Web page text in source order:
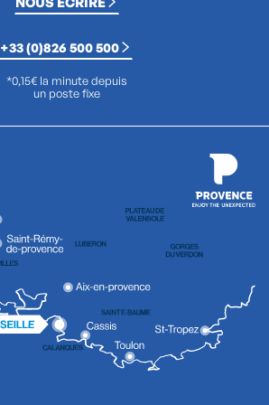
+33 (0)826 500 500
*0,15€ la minute depuis
un poste fixe